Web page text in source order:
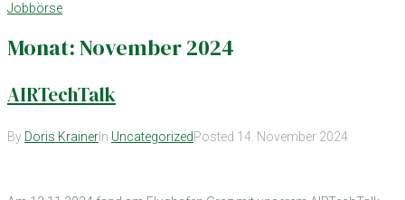
Jobbörse
Monat:November 2024
AIRTechTalk
By Doris Krainer In UncategorizedPosted 14. November 2024